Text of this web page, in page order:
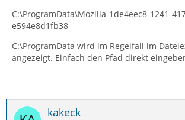
C:\ProgramData\Mozilla-1de4eec8-1241-
e594e8d1fb38
C:\ProgramData wird im Regelfall im
angezeigt. Einfach den Pfad direkt
kakeck